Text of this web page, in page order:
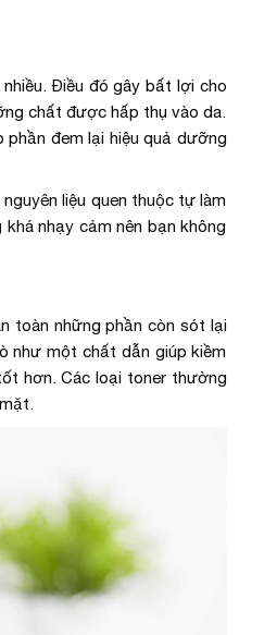
Điều đó gây bất lợi cho
chất được hấp thụ vào da.
đem lại hiệu quả dưỡng
liệu quen thuộc tự làm
nhạy cảm nên bạn không
toàn những phần còn sót lại
như một chất dẫn giúp kiềm
hơn. Các loại toner thường